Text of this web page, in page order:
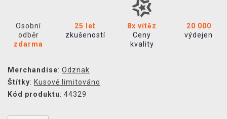
Osobní
odběr
zdarma
25 let
zkušeností
8x vítěz
Ceny
kvality
20 000
výdejen
Merchandise: Odznak
Štítky: Kusově limitováno
Kód produktu: 44329